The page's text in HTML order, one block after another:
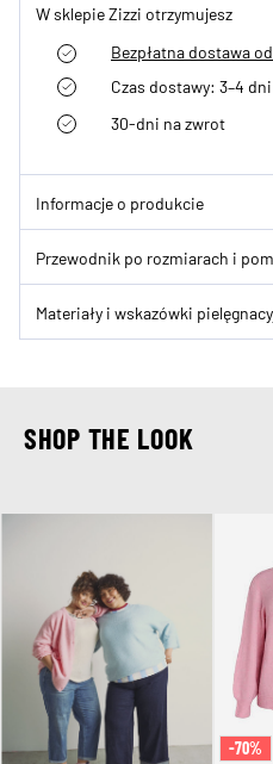
W sklepie Zizzi otrzymujesz
Bezpłatna dostawa od
Czas dostawy: 3–4 dni
30-dni na zwrot
Informacje o produkcie
Przewodnik po rozmiarach i
Materiały i wskazówki
SHOP THE LOOK
-70%